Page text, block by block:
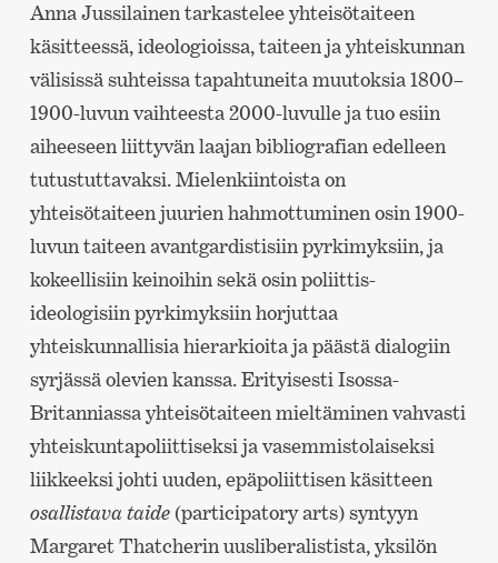
Anna Jussilainen tarkastelee yhteisötaiteen
käsitteessä, ideologioissa, taiteen ja yhteiskunnan
välisissä suhteissa tapahtuneita muutoksia 1800–
1900-luvun vaihteesta 2000-luvulle ja tuo esiin
aiheeseen liittyvän laajan bibliografian edelleen
tutustuttavaksi. Mielenkiintoista on
yhteisötaiteen juurien hahmottuminen osin 1900-
luvun taiteen avantgardistisiin pyrkimyksiin, ja
kokeellisiin keinoihin sekä osin poliittis-
ideologisiin pyrkimyksiin horjuttaa
yhteiskunnallisia hierarkioita ja päästä dialogiin
syrjässä olevien kanssa. Erityisesti Isossa-
Britanniassa yhteisötaiteen mieltäminen vahvasti
yhteiskuntapoliittiseksi ja vasemmistolaiseksi
liikkeeksi johti uuden, epäpoliittisen käsitteen
osallistava taide(participatory arts) syntyyn
Margaret Thatcherin uusliberalistista, yksilön